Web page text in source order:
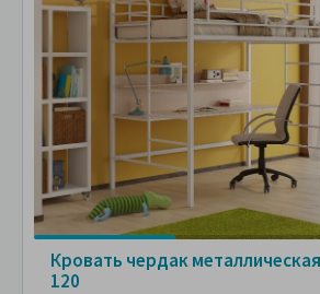
Кровать чердак
120